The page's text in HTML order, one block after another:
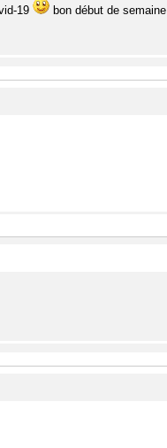
19 bon début de